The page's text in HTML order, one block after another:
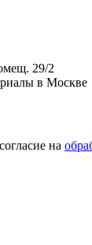
29/2
в Москве
на